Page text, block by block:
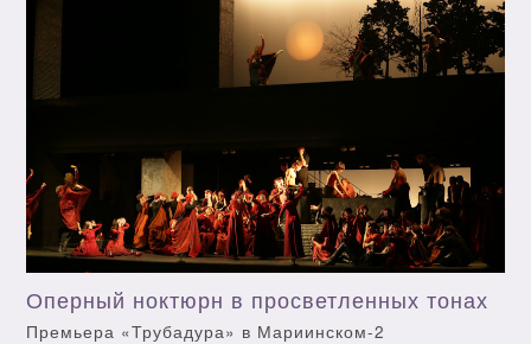
Оперный ноктюрн в просветленных тонах
Премьера «Трубадура» в Мариинском-2